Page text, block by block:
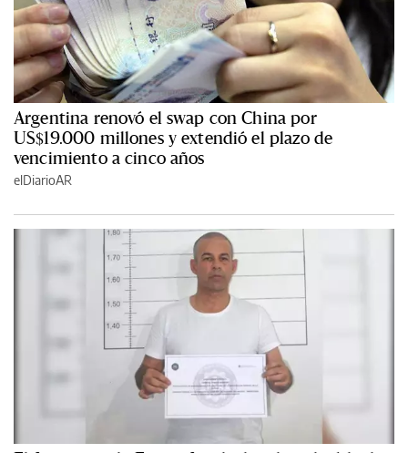
Argentina renovó el swap con China por
US$19.000 millones y extendió el plazo de
vencimiento a cinco años
elDiarioAR